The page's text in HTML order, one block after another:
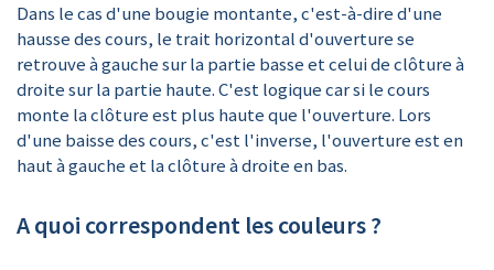
Dans le cas d'une bougie montante, c'est-à-dire d'une
hausse des cours, le trait horizontal d'ouverture se
retrouve à gauche sur la partie basse et celui de clôture à
droite sur la partie haute. C'est logique car si le cours
monte la clôture est plus haute que l'ouverture. Lors
d'une baisse des cours, c'est l'inverse, l'ouverture est en
haut à gauche et la clôture à droite en bas.
A quoi correspondent les couleurs ?